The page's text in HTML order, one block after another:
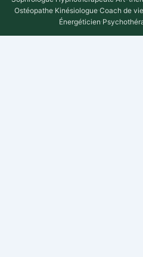
Ostéopathe·Kinésiologue·Coach de vie
Énergéticien·